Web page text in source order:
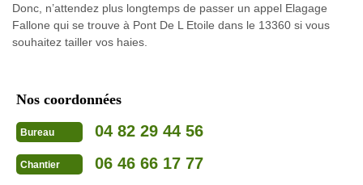
Donc, n’attendez plus longtemps de passer un appel Elagage
Fallone qui se trouve à Pont De L Etoile dans le 13360 si vous
souhaitez tailler vos haies.
Nos coordonnées
Bureau 04 82 29 44 56
Chantier 06 46 66 17 77